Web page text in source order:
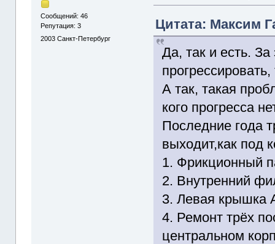
Сообщений: 46
Репутация: 3
2003 Санкт-Петербург
Цитата: Максим
Да, так и есть.
А так, такая
кого прогресса
Последние года
выходит,как под
1. Фрикционный
2. Внутренний
3. Левая крышка
4. Ремонт трёх
центральном